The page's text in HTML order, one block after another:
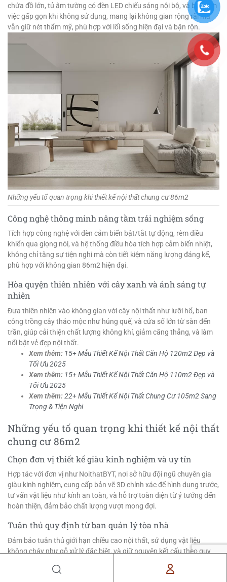
chứa đồ lớn, tủ âm tường có đèn LED chiếu sáng nội bộ, và bàn làm
việc gấp gọn khi không sử dụng, mang lại không gian rộng rãi mà
vẫn giữ nét thẩm mỹ, phù hợp với lối sống hiện đại và bận rộn.
Những yếu tố quan trọng khi thiết kế nội thất chung cư 86m2
Công nghệ thông minh nâng tầm trải nghiệm sống
Tích hợp công nghệ với đèn cảm biến bật/tắt tự động, rèm điều
khiển qua giọng nói, và hệ thống điều hòa tích hợp cảm biến nhiệt,
không chỉ tăng sự tiện nghi mà còn tiết kiệm năng lượng đáng kể,
phù hợp với không gian 86m2 hiện đại.
Hòa quyện thiên nhiên với cây xanh và ánh sáng tự
nhiên
Đưa thiên nhiên vào không gian với cây nội thất như lưỡi hổ, ban
công trồng cây thảo mộc như húng quế, và cửa sổ lớn từ sàn đến
trần, giúp cải thiện chất lượng không khí, giảm căng thẳng, và làm
nổi bật vẻ đẹp nội thất.
Xem thêm: 15+ Mẫu Thiết Kế Nội Thất Căn Hộ 120m2 Đẹp và
Tối Ưu 2025
Xem thêm: 15+ Mẫu Thiết Kế Nội Thất Căn Hộ 110m2 Đẹp và
Tối Ưu 2025
Xem thêm: 22+ Mẫu Thiết Kế Nội Thất Chung Cư 105m2 Sang
Trọng & Tiện Nghi
Những yếu tố quan trọng khi thiết kế nội thất
chung cư 86m2
Chọn đơn vị thiết kế giàu kinh nghiệm và uy tín
Hợp tác với đơn vị như NoithatBYT, nơi sở hữu đội ngũ chuyên gia
giàu kinh nghiệm, cung cấp bản vẽ 3D chính xác để hình dung trước,
tư vấn vật liệu như kính an toàn, và hỗ trợ toàn diện từ ý tưởng đến
hoàn thiện, đảm bảo chất lượng vượt mong đợi.
Tuân thủ quy định từ ban quản lý tòa nhà
Đảm bảo tuân thủ giới hạn chiều cao nội thất, sử dụng vật liệu
không cháy như gỗ xử lý đặc biệt, và giữ nguyên kết cấu theo quy
thi công chung cư